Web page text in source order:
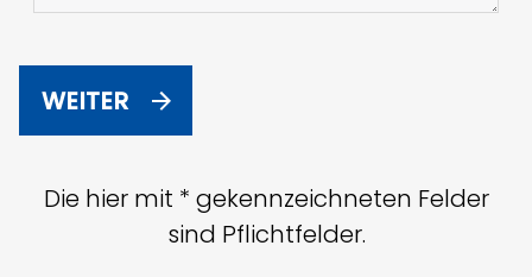
WEITER
Die hier mit * gekennzeichneten Felder
sind Pflichtfelder.